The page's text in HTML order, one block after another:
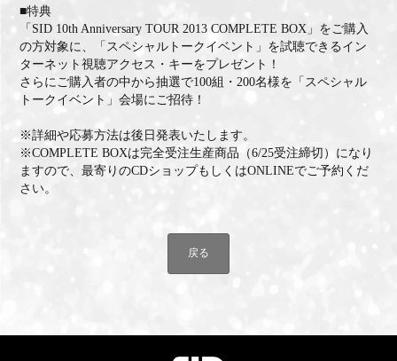
■特典
「SID 10th Anniversary TOUR 2013 COMPLETE BOX」をご購入
の方対象に、「スペシャルトークイベント」を試聴できるイン
ターネット視聴アクセス・キーをプレゼント！
さらにご購入者の中から抽選で100組・200名様を「スペシャル
トークイベント」会場にご招待！
※詳細や応募方法は後日発表いたします。
※COMPLETE BOXは完全受注生産商品（6/25受注締切）になり
ますので、最寄りのCDショップもしくはONLINEでご予約くだ
さい。
戻る